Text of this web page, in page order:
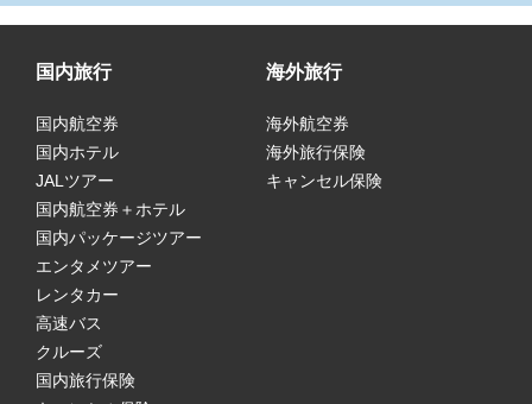
国内旅行
国内航空券
国内ホテル
JALツアー
国内航空券＋ホテル
国内パッケージツアー
エンタメツアー
レンタカー
高速バス
クルーズ
国内旅行保険
海外旅行
海外航空券
海外旅行保険
キャンセル保険